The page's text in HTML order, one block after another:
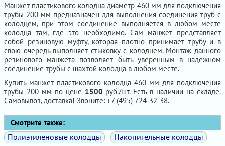
Манжет пластикового колодца диаметр 460 мм для подключения
трубы 200 мм предназначен для выполнения соединения труб с
колодцем, при этом соединение выполняется в любом месте
колодца там, где это необходимо. Сам манжет представляет
собой резиновую муфту, которая плотно принимает трубу и в
свою очередь выполняет стыковку с колодцем. Монтаж данного
резинового манжета позволяет быть уверенным в надежном
соединение трубы с шахтой колодца в любом месте.
Купить манжет пластикового колодца 460 мм для подключения
трубы 200 мм по цене 1500 руб./шт. Есть в наличии на складе.
Самовывоз, доставка! Звоните: +7 (495) 724-32-38.
Смотрите также:
Полиэтиленовые колодцы
Накопительные колодцы